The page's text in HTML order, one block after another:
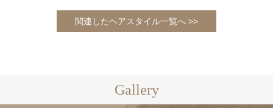
関連したヘアスタイル一覧へ >>
Gallery